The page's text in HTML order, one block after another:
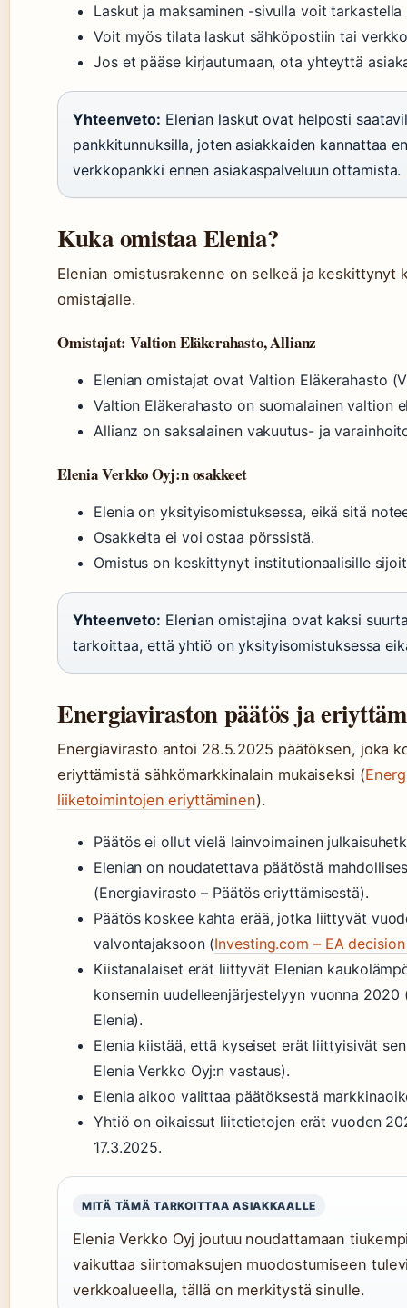
Laskut ja maksaminen -sivulla voit tarkastella
Voit myös tilata laskut sähköpostiin tai
Jos et pääse kirjautumaan, ota yhteyttä
Yhteenveto: Elenian laskut ovat helposti
pankkitunnuksilla, joten asiakkaiden kannattaa
verkkopankki ennen asiakaspalveluun ottamista.
Kuka omistaa Elenia?
Elenian omistusrakenne on selkeä ja keskittynyt
omistajalle.
Omistajat: Valtion Eläkerahasto, Allianz
Elenian omistajat ovat Valtion Eläkerahasto
Valtion Eläkerahasto on suomalainen valtion
Allianz on saksalainen vakuutus- ja
Elenia Verkko Oyj:n osakkeet
Elenia on yksityisomistuksessa, eikä sitä
Osakkeita ei voi ostaa pörssistä.
Omistus on keskittynyt institutionaalisille
Yhteenveto: Elenian omistajina ovat kaksi
tarkoittaa, että yhtiö on yksityisomistuksessa
Energiaviraston päätös ja
Energiavirasto antoi 28.5.2025 päätöksen, joka
eriyttämistä sähkömarkkinalain mukaiseksi (
liiketoimintojen eriyttäminen).
Päätös ei ollut vielä lainvoimainen
Elenian on noudatettava päätöstä
(Energiavirasto – Päätös eriyttämisestä).
Päätös koskee kahta erää, jotka liittyvät
valvontajaksoon (Investing.com – EA
Kiistanalaiset erät liittyvät Elenian
konsernin uudelleenjärjestelyyn vuonna
Elenia).
Elenia kiistää, että kyseiset erät liittyisivät
Elenia Verkko Oyj:n vastaus).
Elenia aikoo valittaa päätöksestä
Yhtiö on oikaissut liitetietojen erät vuoden
17.3.2025.
MITÄ TÄMÄ TARKOITTAA ASIAKKAALLE
Elenia Verkko Oyj joutuu noudattamaan
vaikuttaa siirtomaksujen muodostumiseen
verkkoalueella, tällä on merkitystä sinulle.